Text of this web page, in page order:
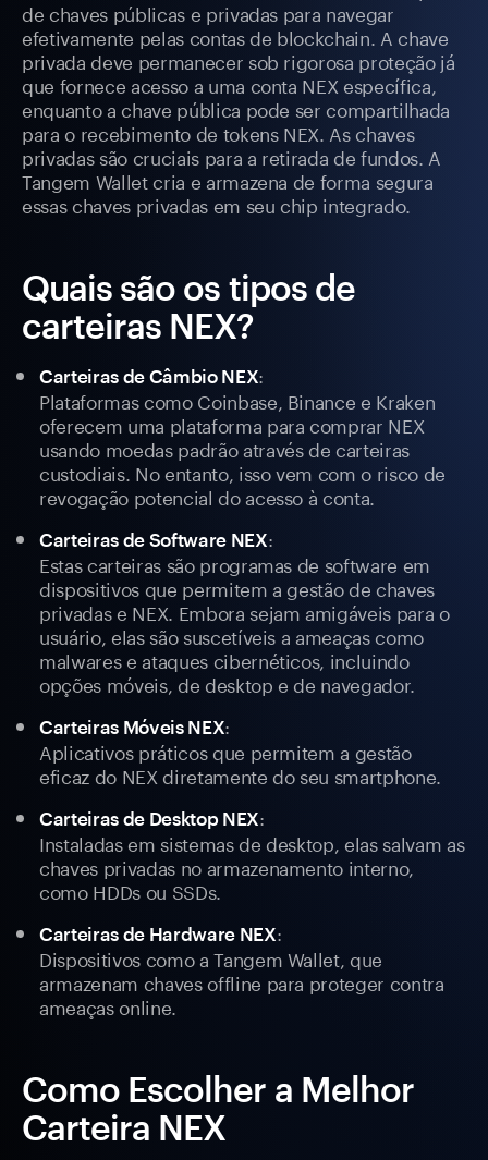
de chaves públicas e privadas para navegar
efetivamente pelas contas de blockchain. A chave
privada deve permanecer sob rigorosa proteção já
que fornece acesso a uma conta NEX específica,
enquanto a chave pública pode ser compartilhada
para o recebimento de tokens NEX. As chaves
privadas são cruciais para a retirada de fundos. A
Tangem Wallet cria e armazena de forma segura
essas chaves privadas em seu chip integrado.
Quais são os tipos de
carteiras NEX?
Carteiras de Câmbio NEX:
Plataformas como Coinbase, Binance e Kraken
oferecem uma plataforma para comprar NEX
usando moedas padrão através de carteiras
custodiais. No entanto, isso vem com o risco de
revogação potencial do acesso à conta.
Carteiras de Software NEX:
Estas carteiras são programas de software em
dispositivos que permitem a gestão de chaves
privadas e NEX. Embora sejam amigáveis para o
usuário, elas são suscetíveis a ameaças como
malwares e ataques cibernéticos, incluindo
opções móveis, de desktop e de navegador.
Carteiras Móveis NEX:
Aplicativos práticos que permitem a gestão
eficaz do NEX diretamente do seu smartphone.
Carteiras de Desktop NEX:
Instaladas em sistemas de desktop, elas salvam as
chaves privadas no armazenamento interno,
como HDDs ou SSDs.
Carteiras de Hardware NEX:
Dispositivos como a Tangem Wallet, que
armazenam chaves offline para proteger contra
ameaças online.
Como Escolher a Melhor
Carteira NEX